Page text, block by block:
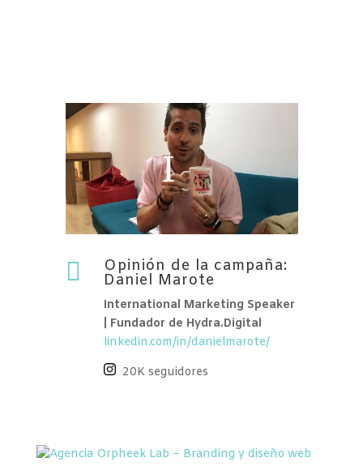
 Opinión de la campaña:
Daniel Marote
International Marketing Speaker
| Fundador de Hydra.Digital
linkedin.com/in/danielmarote/
20K seguidores